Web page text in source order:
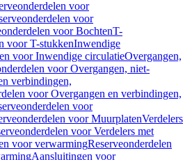
voor
voor
voor BochtenT-
voor T-stukkenInwendige
voor Inwendige circulatieOvergangen,
voor Overgangen, niet-
verbindingen,
voor Overgangen en verbindingen,
voor
voor MuurplatenVerdelers
voor Verdelers met
voor verwarmingReserveonderdelen
Aansluitingen voor